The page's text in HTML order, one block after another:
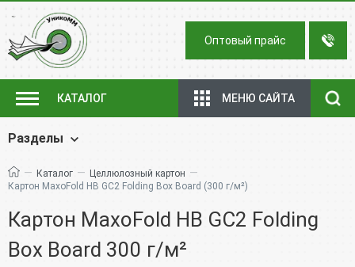
Оптовый прайс
КАТАЛОГ МЕНЮ САЙТА
Разделы
— Каталог — Целлюлозный картон —
Картон MaxoFold HB GC2 Folding Box Board (300 г/м²)
Картон MaxoFold HB GC2 Folding
Box Board 300 г/м²